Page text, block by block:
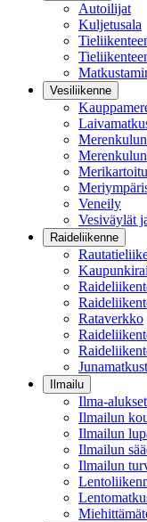
Autoilijat
Kuljetusala
Vesiliikenne
Veneily
Vesiväylät
Raideliikenne
Rataverkko
Ilmailu
Ilma-
Ilmailun
Ilmailun
Ilmailun
Ilmailun